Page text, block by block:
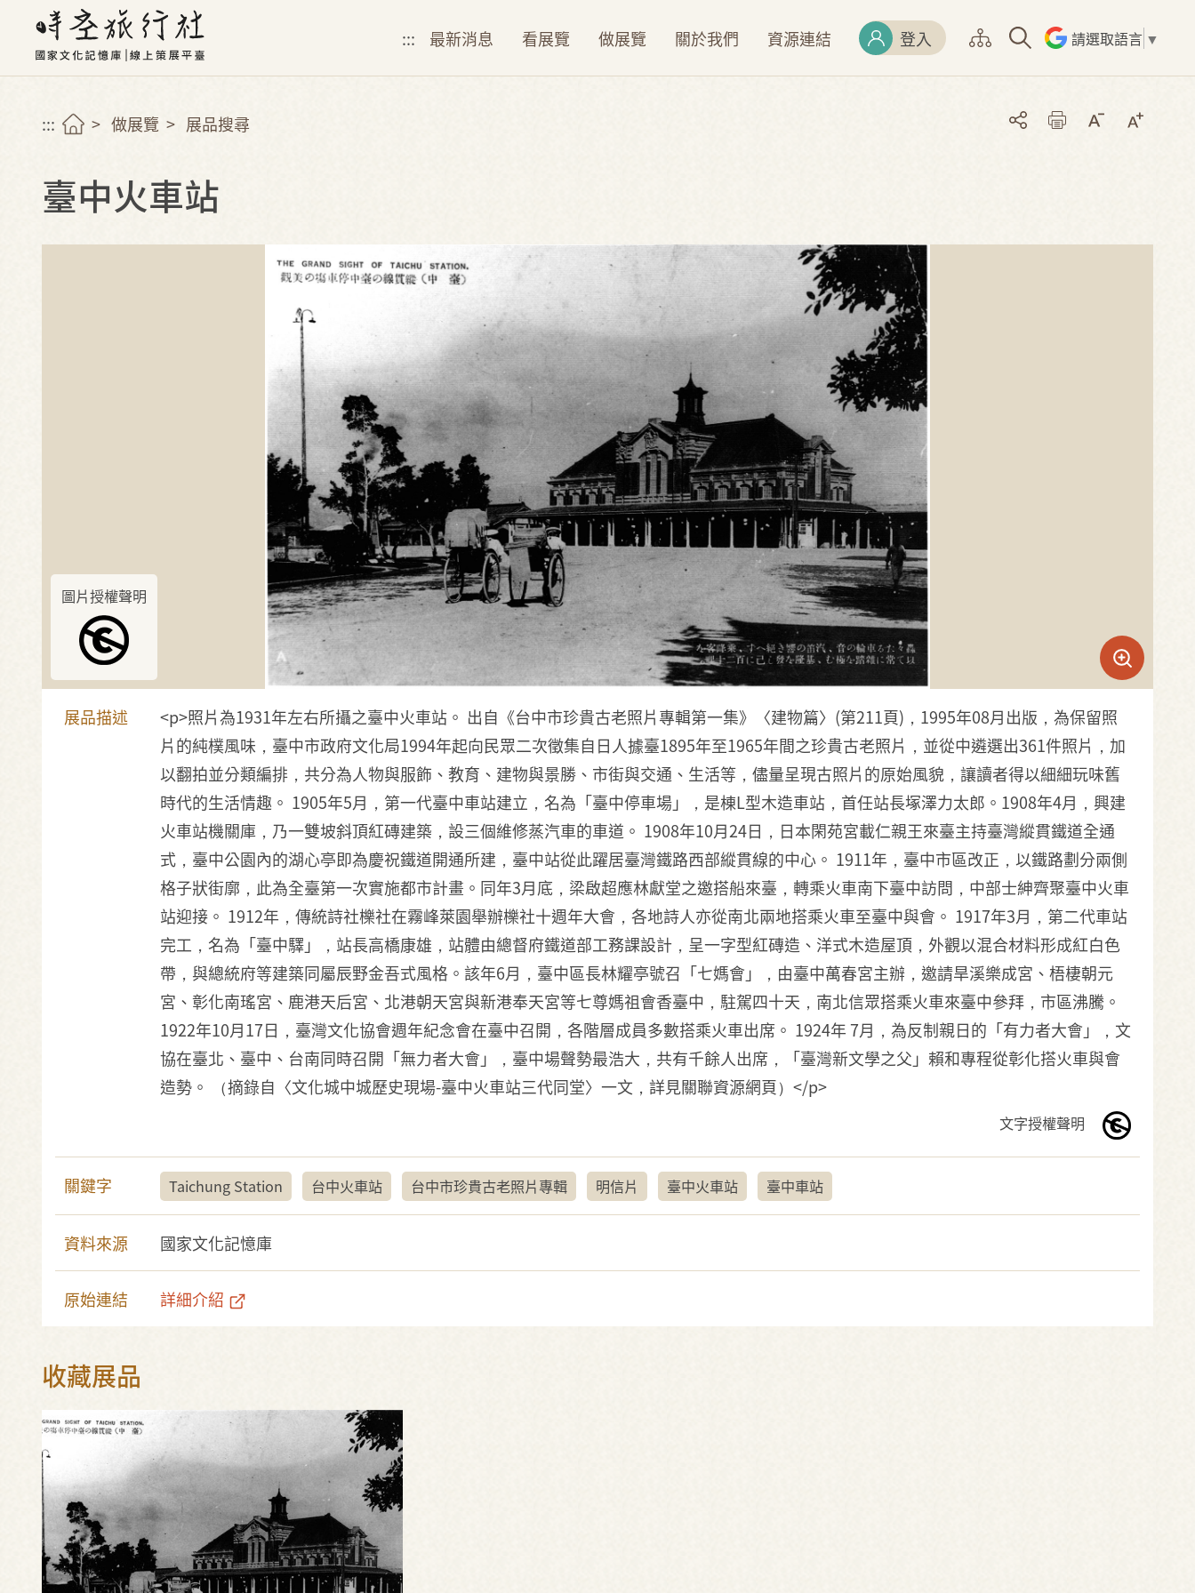
::: 最新消息 看展覽 做展覽 關於我們 資源連結 登入 請選取語言 ▼
::: 做展覽 展品搜尋
臺中火車站
圖片授權聲明
展品描述
<p>照片為1931年左右所攝之臺中火車站。 出自《台中市珍貴古老照片專輯第一集》〈建物篇〉(第211頁)，1995年08月出版，為保留照
片的純樸風味，臺中市政府文化局1994年起向民眾二次徵集自日人據臺1895年至1965年間之珍貴古老照片，並從中遴選出361件照片，加
以翻拍並分類編排，共分為人物與服飾、教育、建物與景勝、市街與交通、生活等，儘量呈現古照片的原始風貌，讓讀者得以細細玩味舊
時代的生活情趣。 1905年5月，第一代臺中車站建立，名為「臺中停車場」，是棟L型木造車站，首任站長塚澤力太郎。1908年4月，興建
火車站機關庫，乃一雙坡斜頂紅磚建築，設三個維修蒸汽車的車道。 1908年10月24日，日本閑苑宮載仁親王來臺主持臺灣縱貫鐵道全通
式，臺中公園內的湖心亭即為慶祝鐵道開通所建，臺中站從此躍居臺灣鐵路西部縱貫線的中心。 1911年，臺中市區改正，以鐵路劃分兩側
格子狀街廓，此為全臺第一次實施都市計畫。同年3月底，梁啟超應林獻堂之邀搭船來臺，轉乘火車南下臺中訪問，中部士紳齊聚臺中火車
站迎接。 1912年，傳統詩社櫟社在霧峰萊園舉辦櫟社十週年大會，各地詩人亦從南北兩地搭乘火車至臺中與會。 1917年3月，第二代車站
完工，名為「臺中驛」，站長高橋康雄，站體由總督府鐵道部工務課設計，呈一字型紅磚造、洋式木造屋頂，外觀以混合材料形成紅白色
帶，與總統府等建築同屬辰野金吾式風格。該年6月，臺中區長林耀亭號召「七媽會」，由臺中萬春宮主辦，邀請旱溪樂成宮、梧棲朝元
宮、彰化南瑤宮、鹿港天后宮、北港朝天宮與新港奉天宮等七尊媽祖會香臺中，駐駕四十天，南北信眾搭乘火車來臺中參拜，市區沸騰。
1922年10月17日，臺灣文化協會週年紀念會在臺中召開，各階層成員多數搭乘火車出席。 1924年 7月，為反制親日的「有力者大會」，文
協在臺北、臺中、台南同時召開「無力者大會」，臺中場聲勢最浩大，共有千餘人出席，「臺灣新文學之父」賴和專程從彰化搭火車與會
造勢。 （摘錄自〈文化城中城歷史現場-臺中火車站三代同堂〉一文，詳見關聯資源網頁）</p>
文字授權聲明
關鍵字 Taichung Station 台中火車站 台中市珍貴古老照片專輯 明信片 臺中火車站 臺中車站
資料來源 國家文化記憶庫
原始連結 詳細介紹
收藏展品